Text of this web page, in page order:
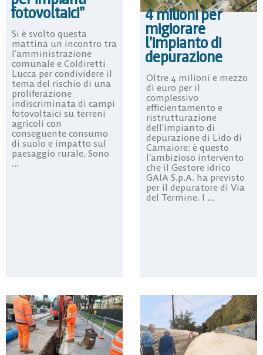
fotovoltaici”
Si è svolto questa
mattina un incontro tra
l’amministrazione
comunale e Coldiretti
Lucca per condividere il
tema del rischio di una
proliferazione
indiscriminata di campi
fotovoltaici su terreni
agricoli con
conseguente consumo
di suolo e impatto sul
paesaggio rurale. Sono
...
4 milioni per
migiorare
l’impianto di
depurazione
Oltre 4 milioni e mezzo
di euro per il
complessivo
efficientamento e
ristrutturazione
dell’impianto di
depurazione di Lido di
Camaiore: è questo
l’ambizioso intervento
che il Gestore idrico
GAIA S.p.A. ha previsto
per il depuratore di Via
del Termine. I ...